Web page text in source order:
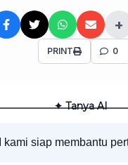
+
PRINT 0
✦ Tanya AI
kami siap membantu